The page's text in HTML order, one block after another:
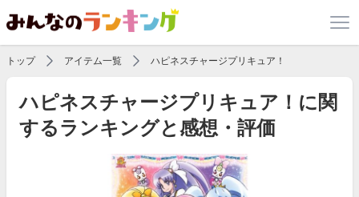
トップ アイテム一覧 ハピネスチャージプリキュア！
ハピネスチャージプリキュア！に関
するランキングと感想・評価